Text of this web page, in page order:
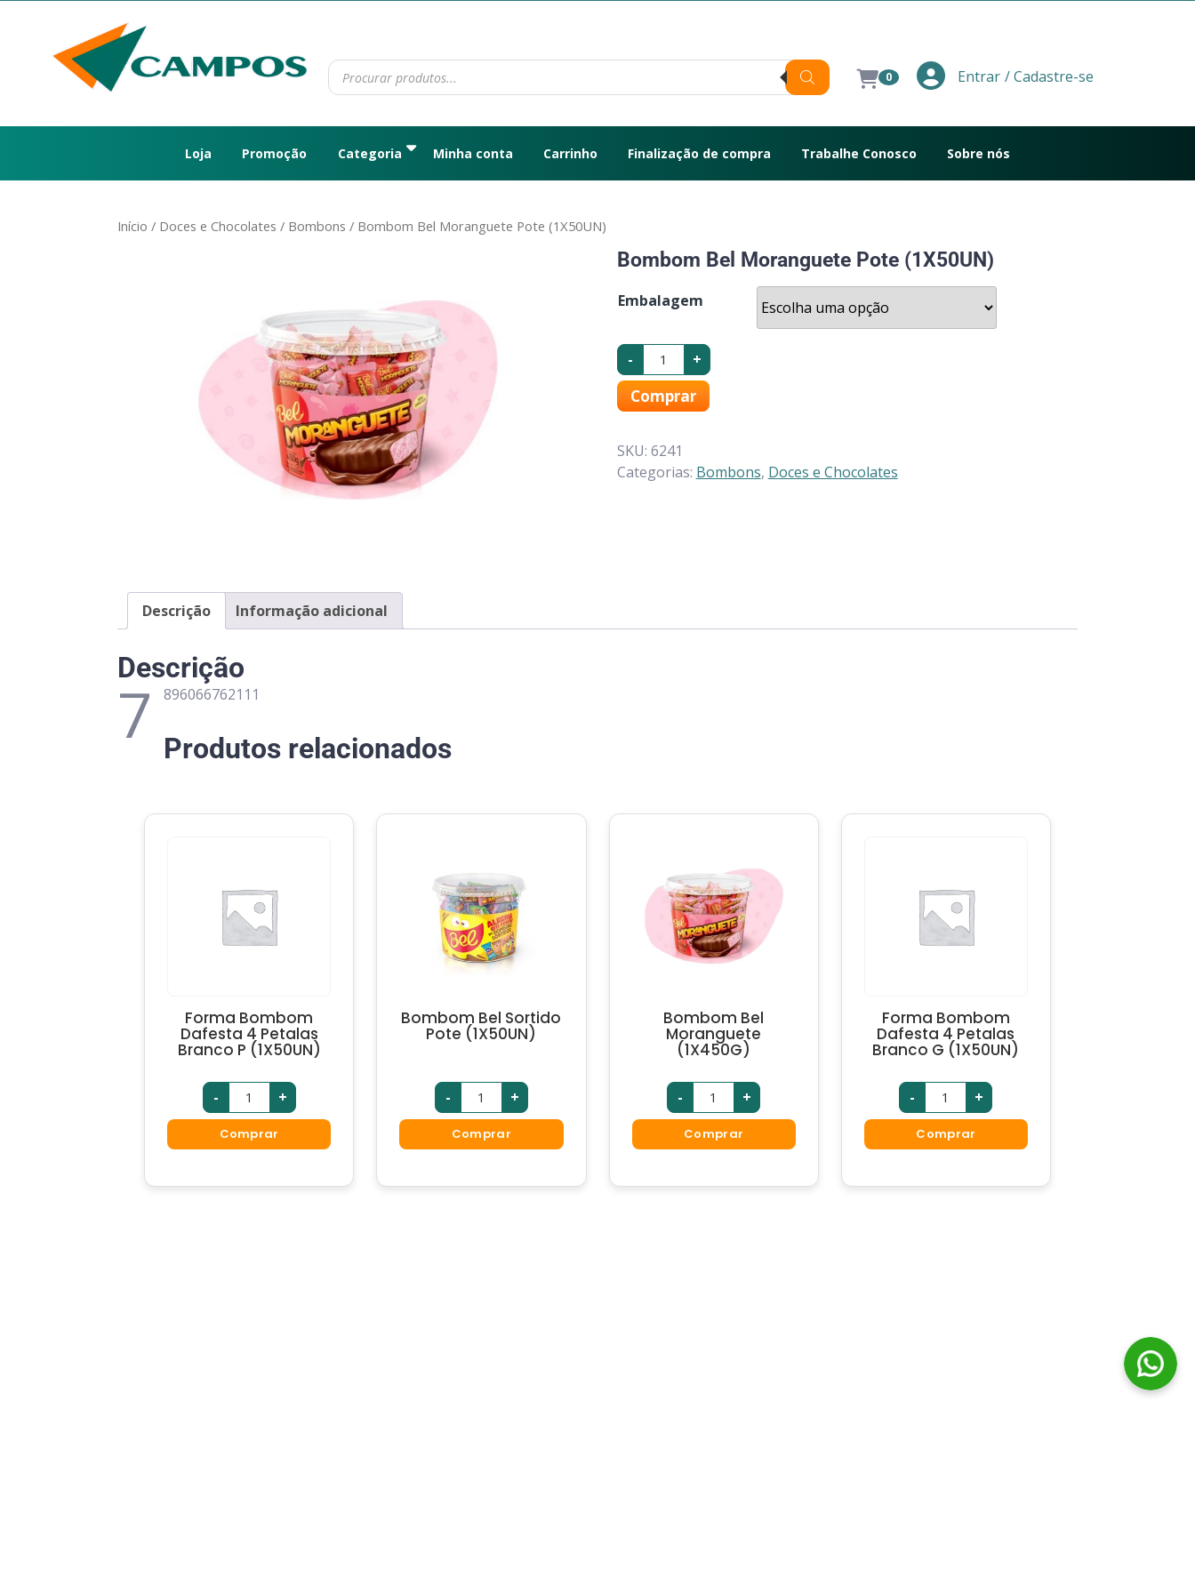
0 Entrar / Cadastre-se
Loja Promoção Categoria Minha conta Carrinho Finalização de compra Trabalhe Conosco Sobre nós
Início / Doces e Chocolates / Bombons / Bombom Bel Moranguete Pote (1X50UN)
Bombom Bel Moranguete Pote (1X50UN)
Embalagem
- +
Comprar
SKU: 6241
Categorias: Bombons, Doces e Chocolates
Descrição Informação adicional
Descrição
7 896066762111
Produtos relacionados
Forma Bombom
Dafesta 4 Petalas
Branco P (1X50UN)
- +
Comprar
Bombom Bel Sortido
Pote (1X50UN)
- +
Comprar
Bombom Bel
Moranguete
(1X450G)
- +
Comprar
Forma Bombom
Dafesta 4 Petalas
Branco G (1X50UN)
- +
Comprar